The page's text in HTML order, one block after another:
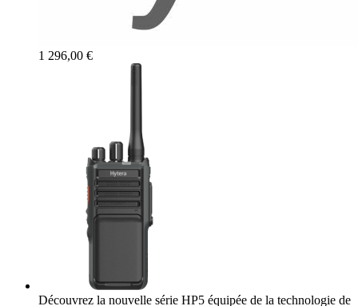
1 296,00 €
Découvrez la nouvelle série HP5 équipée de la technologie de